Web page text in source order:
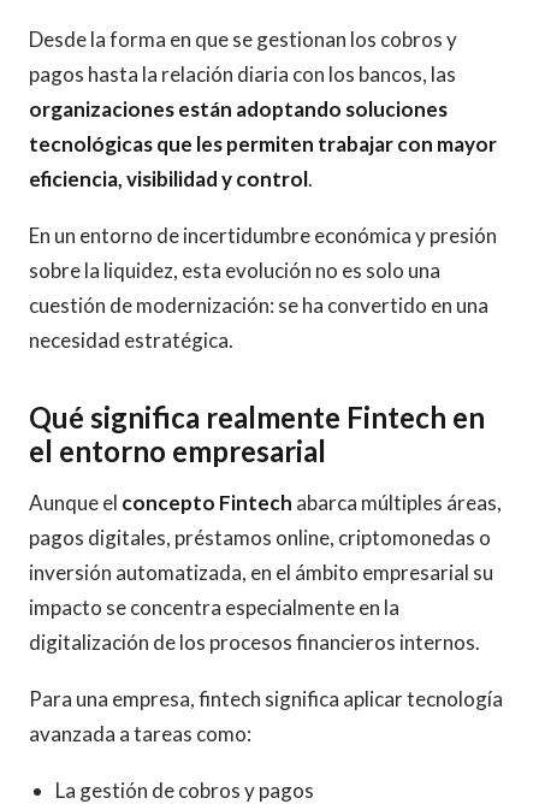
Desde la forma en que se gestionan los cobros y
pagos hasta la relación diaria con los bancos, las
organizaciones están adoptando soluciones
tecnológicas que les permiten trabajar con mayor
eficiencia, visibilidad y control.
En un entorno de incertidumbre económica y presión
sobre la liquidez, esta evolución no es solo una
cuestión de modernización: se ha convertido en una
necesidad estratégica.
Qué significa realmente Fintech en
el entorno empresarial
Aunque el concepto Fintech abarca múltiples áreas,
pagos digitales, préstamos online, criptomonedas o
inversión automatizada, en el ámbito empresarial su
impacto se concentra especialmente en la
digitalización de los procesos financieros internos.
Para una empresa, fintech significa aplicar tecnología
avanzada a tareas como:
La gestión de cobros y pagos